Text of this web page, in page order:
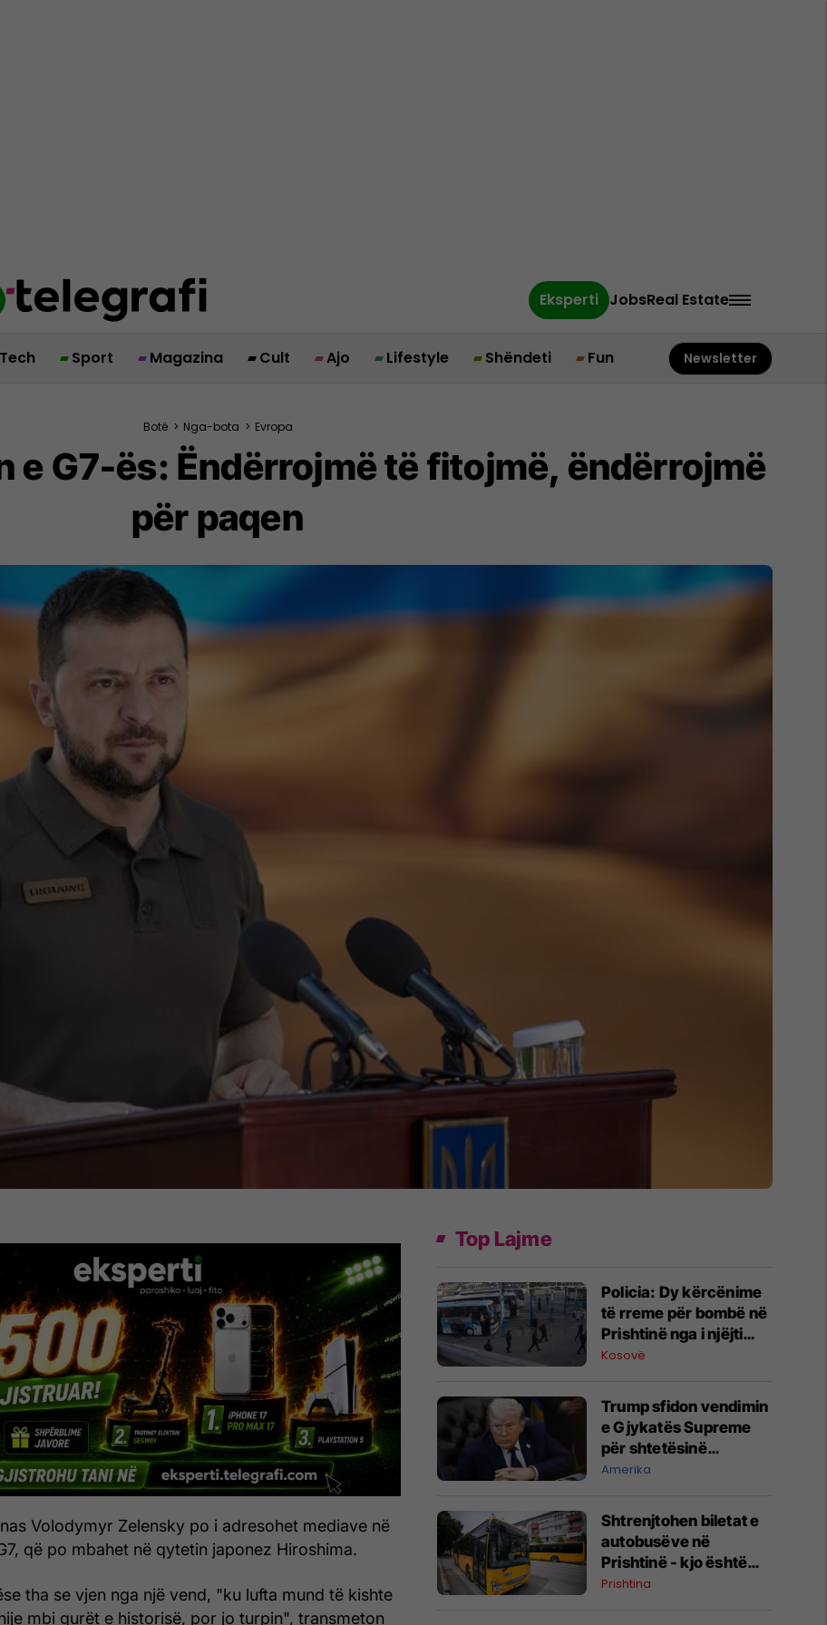
Eksperti JobsReal Estate
Tech Sport Magazina Cult Ajo Lifestyle Shëndeti Fun Newsletter
Botë > Nga-bota > Evropa
e G7-ës: Ëndërrojmë të fitojmë, ëndërrojmë
për paqen
Volodymyr Zelensky po i adresohet mediave në
që po mbahet në qytetin japonez Hiroshima.
tha se vjen nga një vend, "ku lufta mund të kishte
mbi gurët e historisë, por jo turpin", transmeton
Top Lajme
Policia: Dy kërcënime
të rreme për bombë në
Prishtinë nga i njëjti
numër në Serbi
Kosovë
Trump sfidon vendimin
e Gjykatës Supreme
për shtetësinë
amerikane në lindje
Amerika
Shtrenjtohen biletat e
autobusëve në
Prishtinë - kjo është
çmimorja e re
Prishtina